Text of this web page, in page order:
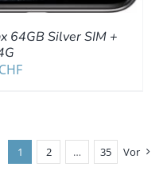
64GB Silver SIM +
CHF
1 2 … 35 Vor